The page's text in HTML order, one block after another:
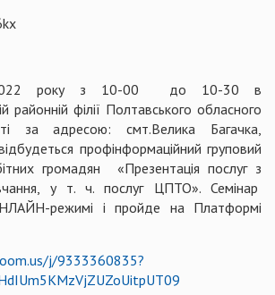
року з 10-00 до 10-30 в
районній філії Полтавського обласного
за адресою: смт.Велика Багачка,
профінформаційний груповий
громадян «Презентація послуг з
у т. ч. послуг ЦПТО». Семінар
режимі і пройде на Платформі
j/9333360835?